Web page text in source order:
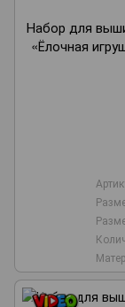
Набор для
«Ёлочная